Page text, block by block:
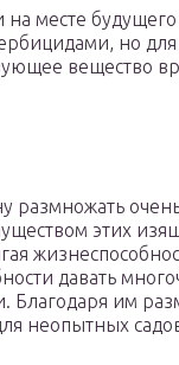
месте
но
вещество
размножать
этих
давать
Благодаря им
неопытных